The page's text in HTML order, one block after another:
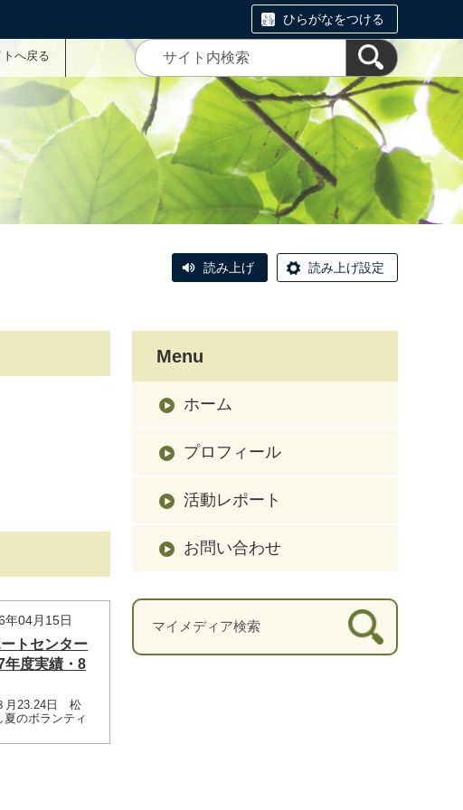
ひらがなをつける
へ戻る
読み上げ 読み上げ設定
年04月15日
トセンター
年度実績・8
月23.24日 松
のボランティ
Menu
ホーム
プロフィール
活動レポート
お問い合わせ